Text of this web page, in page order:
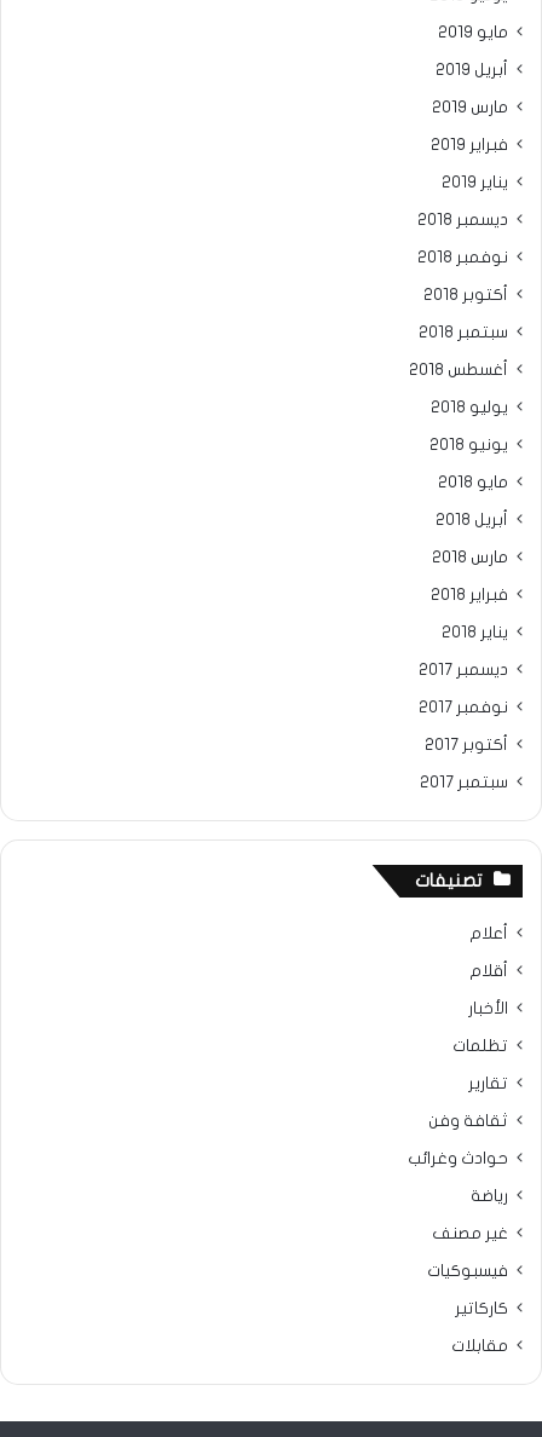
مايو 2019
أبريل 2019
مارس 2019
فبراير 2019
يناير 2019
ديسمبر 2018
نوفمبر 2018
أكتوبر 2018
سبتمبر 2018
أغسطس 2018
يوليو 2018
يونيو 2018
مايو 2018
أبريل 2018
مارس 2018
فبراير 2018
يناير 2018
ديسمبر 2017
نوفمبر 2017
أكتوبر 2017
سبتمبر 2017
تصنيفات
أعلام
أقلام
الأخبار
تظلمات
تقارير
ثقافة وفن
حوادث وغرائب
رياضة
غير مصنف
فيسبوكيات
كاركاتير
مقابلات